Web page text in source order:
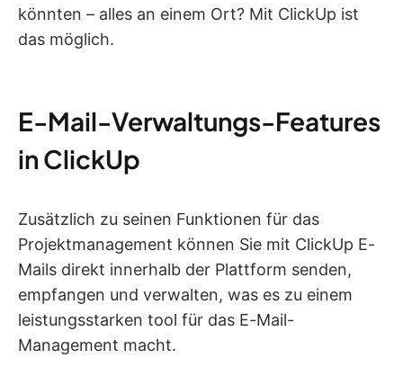
könnten – alles an einem Ort? Mit ClickUp ist
das möglich.
E-Mail-Verwaltungs-Features
in ClickUp
Zusätzlich zu seinen Funktionen für das
Projektmanagement können Sie mit ClickUp E-
Mails direkt innerhalb der Plattform senden,
empfangen und verwalten, was es zu einem
leistungsstarken tool für das E-Mail-
Management macht.